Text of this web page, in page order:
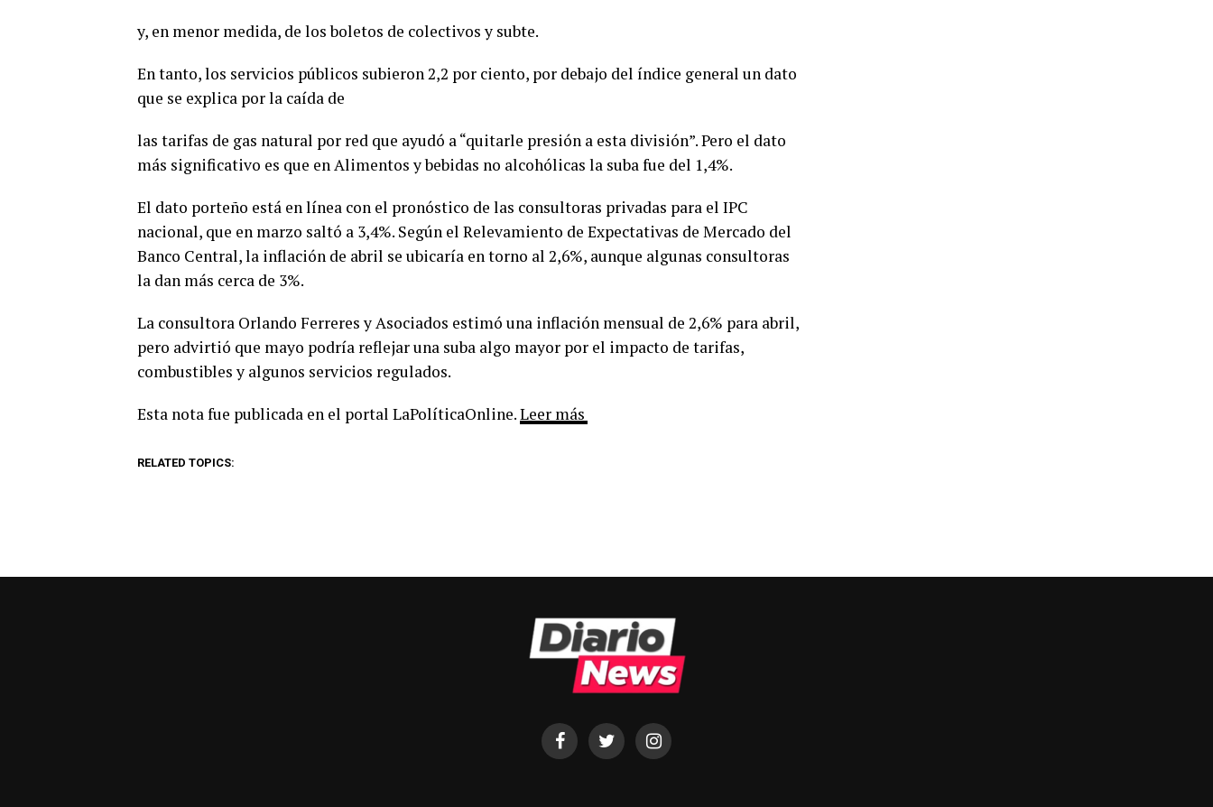
y, en menor medida, de los boletos de colectivos y subte.
En tanto, los servicios públicos subieron 2,2 por ciento, por debajo del índice general un dato
que se explica por la caída de
las tarifas de gas natural por red que ayudó a “quitarle presión a esta división”. Pero el dato
más significativo es que en Alimentos y bebidas no alcohólicas la suba fue del 1,4%.
El dato porteño está en línea con el pronóstico de las consultoras privadas para el IPC
nacional, que en marzo saltó a 3,4%. Según el Relevamiento de Expectativas de Mercado del
Banco Central, la inflación de abril se ubicaría en torno al 2,6%, aunque algunas consultoras
la dan más cerca de 3%.
La consultora Orlando Ferreres y Asociados estimó una inflación mensual de 2,6% para abril,
pero advirtió que mayo podría reflejar una suba algo mayor por el impacto de tarifas,
combustibles y algunos servicios regulados.
Esta nota fue publicada en el portal LaPolíticaOnline.Leer más
RELATED TOPICS: